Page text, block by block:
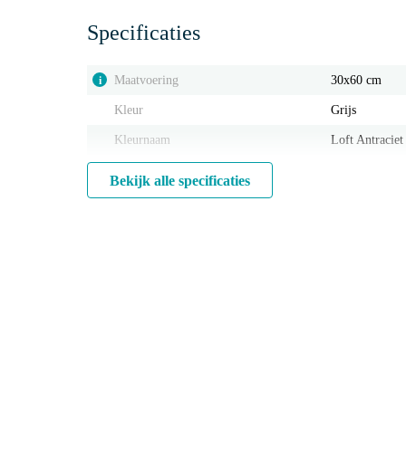
Specificaties
i Maatvoering 30x60 cm
Kleur Grijs
Kleurnaam Loft Antraciet
Bekijk alle specificaties